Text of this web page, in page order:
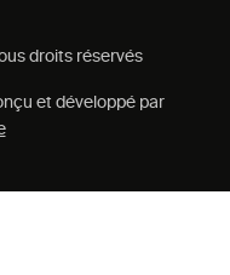
droits réservés
et développé par